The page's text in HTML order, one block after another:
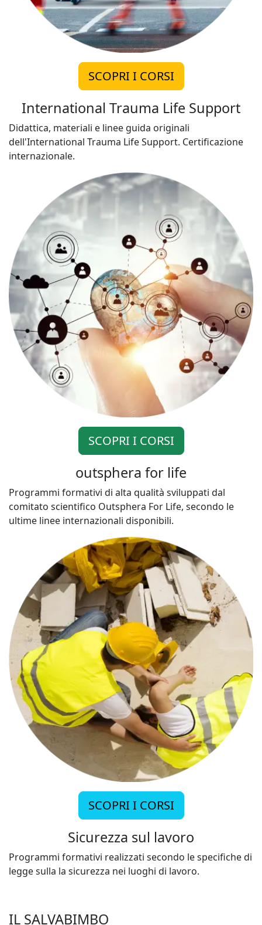
SCOPRI I CORSI
International Trauma Life Support
Didattica, materiali e linee guida originali
dell'International Trauma Life Support. Certificazione
internazionale.
SCOPRI I CORSI
outsphera for life
Programmi formativi di alta qualità sviluppati dal
comitato scientifico Outsphera For Life, secondo le
ultime linee internazionali disponibili.
SCOPRI I CORSI
Sicurezza sul lavoro
Programmi formativi realizzati secondo le specifiche di
legge sulla la sicurezza nei luoghi di lavoro.
IL SALVABIMBO